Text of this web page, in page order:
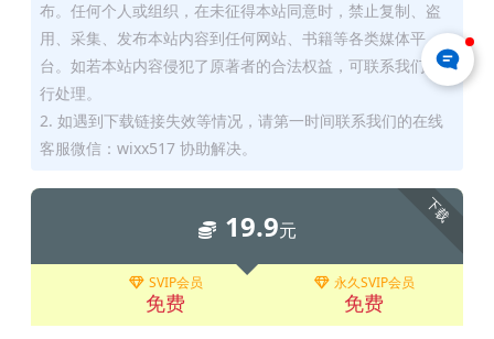
布。任何个人或组织，在未征得本站同意时，禁止复制、盗
用、采集、发布本站内容到任何网站、书籍等各类媒体平
台。如若本站内容侵犯了原著者的合法权益，可联系我们进
行处理。
2. 如遇到下载链接失效等情况，请第一时间联系我们的在线
客服微信：wixx517 协助解决。
下载
19.9元
SVIP会员
免费
永久SVIP会员
免费